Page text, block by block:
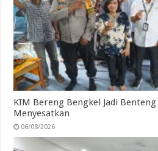
KIM Bereng Bengkel Jadi
Menyesatkan
06/08/2026